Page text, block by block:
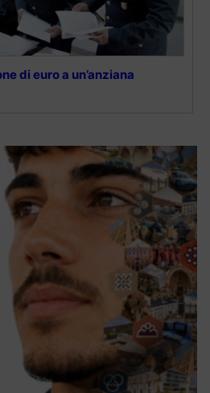
di euro a un’anziana